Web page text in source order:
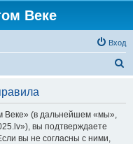
Веке
Вход
Веке» (в дальнейшем «мы»,
вы подтверждаете
вы не согласны с ними,